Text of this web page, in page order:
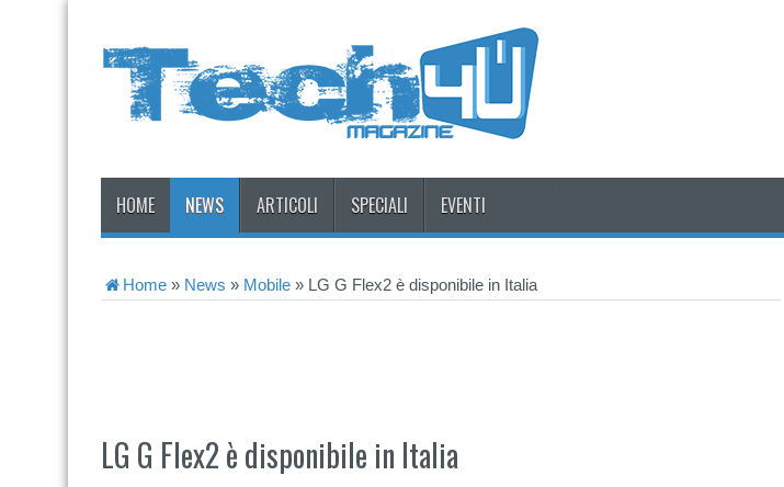
HOME NEWS ARTICOLI SPECIALI EVENTI
Home » News » Mobile » LG G Flex2 è disponibile in Italia
LG G Flex2 è disponibile in Italia